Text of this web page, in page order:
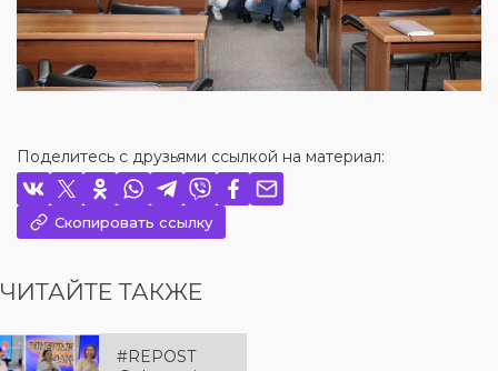
Поделитесь с друзьями ссылкой на материал:
Скопировать ссылку
ЧИТАЙТЕ ТАКЖЕ
#REPOST